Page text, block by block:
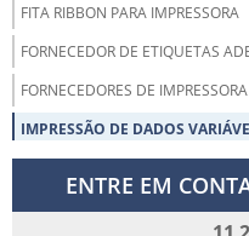
FITA RIBBON PARA IMPRESSORA
FORNECEDOR DE ETIQUETAS
FORNECEDORES DE
IMPRESSÃO DE DADOS
ENTRE EM